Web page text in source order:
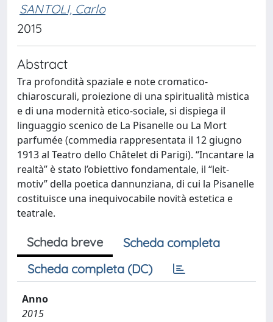
SANTOLI, Carlo
2015
Abstract
Tra profondità spaziale e note cromatico-
chiaroscurali, proiezione di una spiritualità mistica
e di una modernità etico-sociale, si dispiega il
linguaggio scenico de La Pisanelle ou La Mort
parfumée (commedia rappresentata il 12 giugno
1913 al Teatro dello Châtelet di Parigi). “Incantare la
realtà” è stato l’obiettivo fondamentale, il “leit-
motiv” della poetica dannunziana, di cui la Pisanelle
costituisce una inequivocabile novità estetica e
teatrale.
Scheda breve
Scheda completa
Scheda completa (DC)
Anno
2015